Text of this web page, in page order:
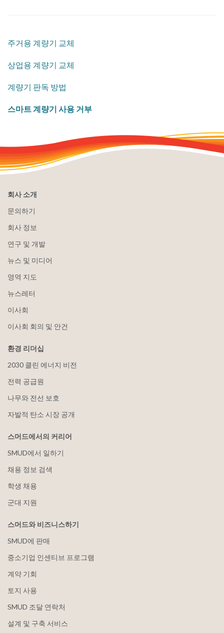
주거용 계량기 교체
상업용 계량기 교체
계량기 판독 방법
스마트 계량기 사용 거부
회사 소개
문의하기
회사 정보
연구 및 개발
뉴스 및 미디어
영역 지도
뉴스레터
이사회
이사회 회의 및 안건
환경 리더십
2030 클린 에너지 비전
전력 공급원
나무와 전선 보호
자발적 탄소 시장 공개
스머드에서의 커리어
SMUD에서 일하기
채용 정보 검색
학생 채용
군대 지원
스머드와 비즈니스하기
SMUD에 판매
중소기업 인센티브 프로그램
계약 기회
토지 사용
SMUD 조달 연락처
설계 및 구축 서비스